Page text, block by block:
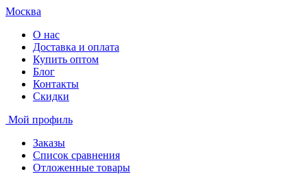
Москва
О нас
Доставка и оплата
Купить оптом
Блог
Контакты
Скидки
Мой профиль
Заказы
Список сравнения
Отложенные товары